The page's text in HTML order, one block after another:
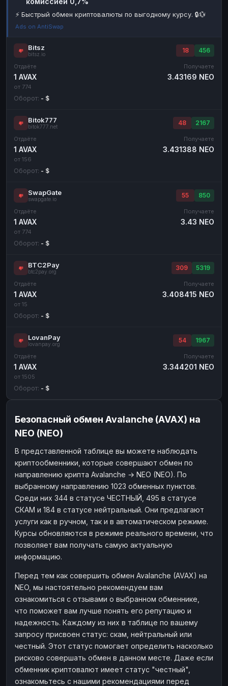
Наличные RUB
Наличные
Наличные
Наличные RUB
KZT
⚡ Быстрый обмен криптовалюты по выгодному курсу. 🔒💱
Ads on AntiSwap
Bitsz
bitsz.io
18 456
Отдаёте
1 AVAX
от 774
Получаете
3.43169 NEO
Оборот: - $
Bitok777
bitok777.net
48 2167
Отдаёте
1 AVAX
от 156
Получаете
3.431388 NEO
Оборот: - $
SwapGate
swapgate.io
55 850
Отдаёте
1 AVAX
от 774
Получаете
3.43 NEO
Оборот: - $
BTC2Pay
btc2pay.org
309 5319
Отдаёте
1 AVAX
от 15
Получаете
3.408415 NEO
Оборот: - $
LovanPay
lovanpay.org
54 1967
Отдаёте
1 AVAX
от 1505
Получаете
3.344201 NEO
Оборот: - $
Безопасный обмен Avalanche (AVAX) на
NEO (NEO)
В представленной таблице вы можете наблюдать
криптообменники, которые совершают обмен по
направлению крипта Avalanche → NEO (NEO). По
выбранному направлению 1023 обменных пунктов.
Среди них 344 в статусе ЧЕСТНЫЙ, 495 в статусе
СКАМ и 184 в статусе нейтральный. Они предлагают
услуги как в ручном, так и в автоматическом режиме.
Курсы обновляются в режиме реального времени, что
позволяет вам получать самую актуальную
информацию.
Перед тем как совершить обмен Avalanche (AVAX) на
NEO, мы настоятельно рекомендуем вам
ознакомиться с отзывами о выбранном обменнике,
что поможет вам лучше понять его репутацию и
надежность. Каждому из них в таблице по вашему
запросу присвоен статус: скам, нейтральный или
честный. Этот статус помогает определить насколько
рисково совершать обмен в данном месте. Даже если
обменник криптовалют имеет статус "честный",
ознакомьтесь с нашими рекомендациями перед